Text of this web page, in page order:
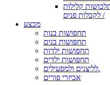
קלילות
לקבלות פנים /
מבצע
תחפושות בנות
תחפושות בנים
תחפושות ילדות
תחפושות ילדים
לליצנים ולמפעילים.
אביזרי פורים